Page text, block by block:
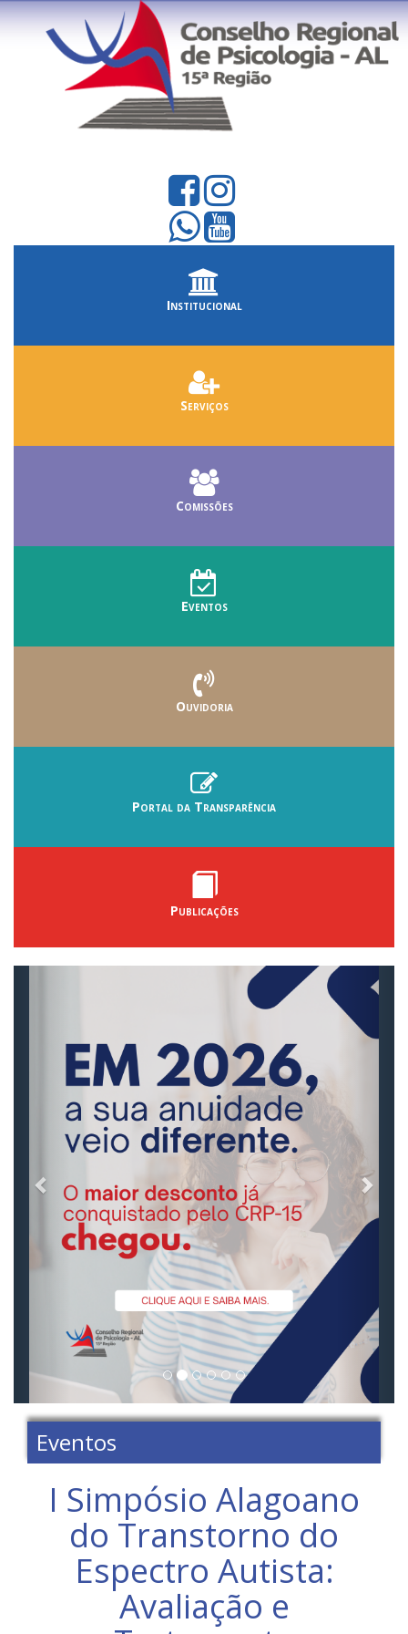
Institucional
Serviços
Comissões
Eventos
Ouvidoria
Portal da Transparência
Publicações
Eventos
I Simpósio Alagoano
do Transtorno do
Espectro Autista:
Avaliação e